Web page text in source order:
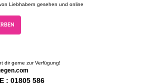
Liebhabern gesehen und online
dir gerne zur Verfügung!
: 01805 586